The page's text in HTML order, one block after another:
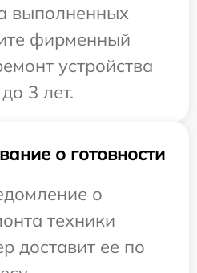
выполненных
фирменный
устройства
3 лет.
о готовности
о
техники
доставит ее по